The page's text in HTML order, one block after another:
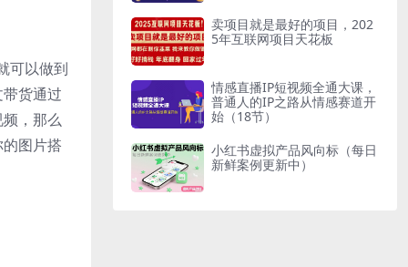
可以做到
货通过
，那么
图片搭
卖项目就是最好的项目，202
5年互联网项目天花板
情感直播IP短视频全通大课，
普通人的IP之路从情感赛道开
始（18节）
小红书虚拟产品风向标（每日
新鲜案例更新中）